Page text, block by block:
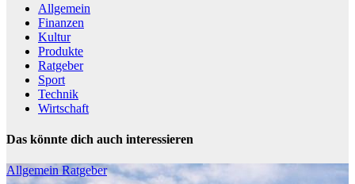
Allgemein
Finanzen
Kultur
Produkte
Ratgeber
Sport
Technik
Wirtschaft
Das könnte dich auch interessieren
AllgemeinRatgeber